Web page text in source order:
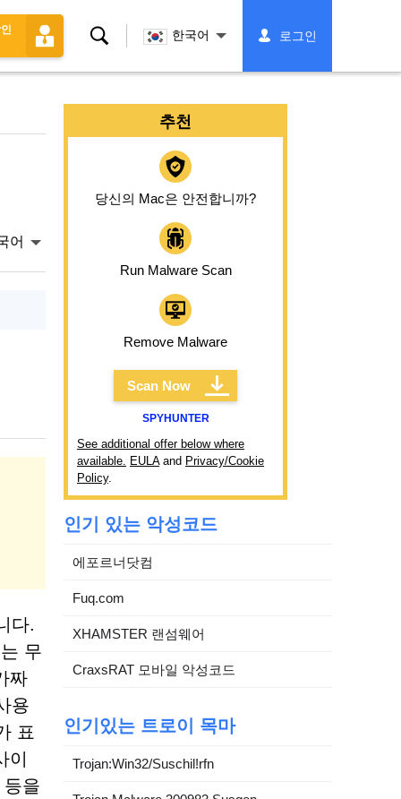
찾
한국어 로그인
어
다.
무
짜
용
표
을
추천
당신의 Mac은 안전합니까?
Run Malware Scan
Remove Malware
Scan Now
SPYHUNTER
See additional offer below where
available. EULAand Privacy/Cookie
Policy.
인기 있는 악성코드
에포르너닷컴
Fuq.com
XHAMSTER 랜섬웨어
CraxsRAT 모바일 악성코드
인기있는 트로이 목마
Trojan:Win32/Suschil!rfn